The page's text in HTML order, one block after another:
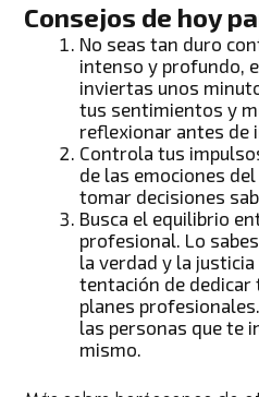
Consejos de hoy
No seas tan duro
intenso y profundo,
inviertas unos
tus sentimientos y
reflexionar antes de
Controla tus
de las emociones
tomar decisiones
Busca el equilibrio
profesional. Lo
la verdad y la justicia
tentación de
planes
las personas que te
mismo.